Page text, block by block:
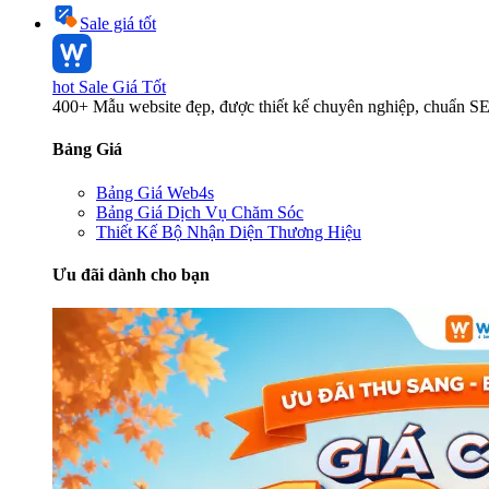
Sale giá tốt
hot Sale Giá Tốt
400+ Mẫu website đẹp, được thiết kế chuyên nghiệp, chuẩn
Bảng Giá
Bảng Giá Web4s
Bảng Giá Dịch Vụ Chăm Sóc
Thiết Kế Bộ Nhận Diện Thương Hiệu
Ưu đãi dành cho bạn